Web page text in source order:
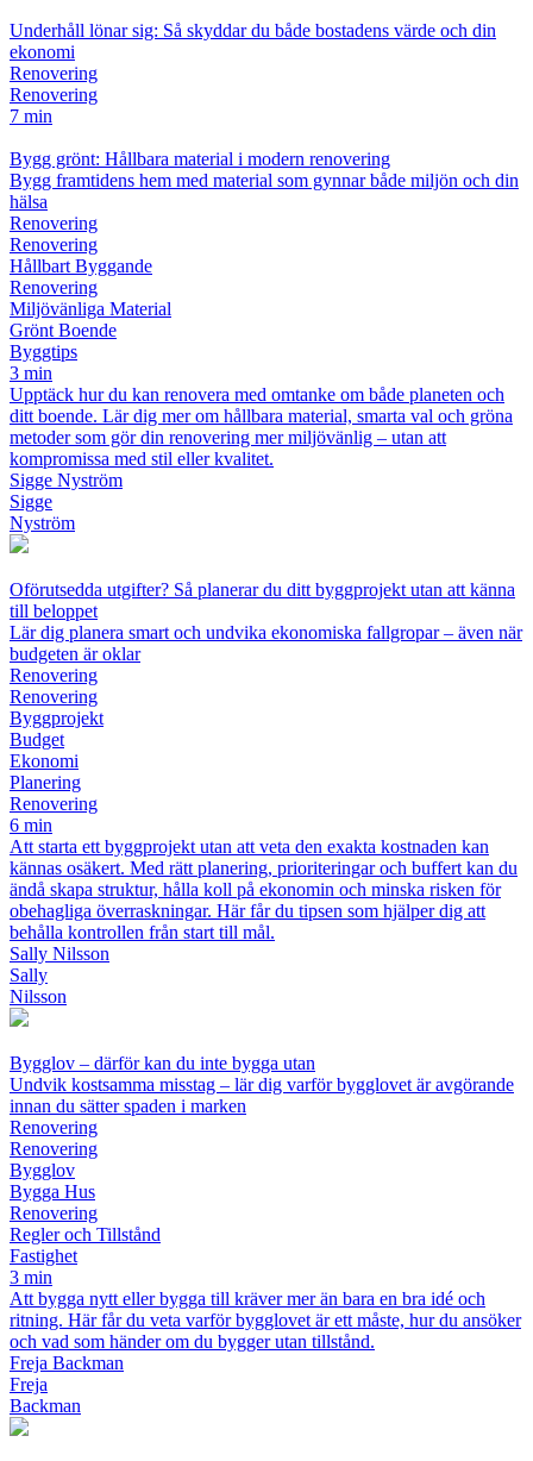
Underhåll lönar sig: Så skyddar du både bostadens värde och din
ekonomi
Renovering
Renovering
7 min
Bygg grönt: Hållbara material i modern renovering
Bygg framtidens hem med material som gynnar både miljön och din
hälsa
Renovering
Renovering
Hållbart Byggande
Renovering
Miljövänliga Material
Grönt Boende
Byggtips
3 min
Upptäck hur du kan renovera med omtanke om både planeten och
ditt boende. Lär dig mer om hållbara material, smarta val och gröna
metoder som gör din renovering mer miljövänlig – utan att
kompromissa med stil eller kvalitet.
Sigge Nyström
Sigge
Nyström
Oförutsedda utgifter? Så planerar du ditt byggprojekt utan att känna
till beloppet
Lär dig planera smart och undvika ekonomiska fallgropar – även när
budgeten är oklar
Renovering
Renovering
Byggprojekt
Budget
Ekonomi
Planering
Renovering
6 min
Att starta ett byggprojekt utan att veta den exakta kostnaden kan
kännas osäkert. Med rätt planering, prioriteringar och buffert kan du
ändå skapa struktur, hålla koll på ekonomin och minska risken för
obehagliga överraskningar. Här får du tipsen som hjälper dig att
behålla kontrollen från start till mål.
Sally Nilsson
Sally
Nilsson
Bygglov – därför kan du inte bygga utan
Undvik kostsamma misstag – lär dig varför bygglovet är avgörande
innan du sätter spaden i marken
Renovering
Renovering
Bygglov
Bygga Hus
Renovering
Regler och Tillstånd
Fastighet
3 min
Att bygga nytt eller bygga till kräver mer än bara en bra idé och
ritning. Här får du veta varför bygglovet är ett måste, hur du ansöker
och vad som händer om du bygger utan tillstånd.
Freja Backman
Freja
Backman